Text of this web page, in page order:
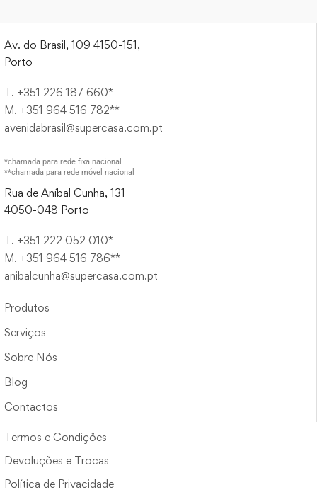
Av. do Brasil, 109 4150-151,
Porto
T. +351 226 187 660*
M. +351 964 516 782**
avenidabrasil@supercasa.com.pt
*chamada para rede fixa nacional
**chamada para rede móvel nacional
Rua de Aníbal Cunha, 131
4050-048 Porto
T. +351 222 052 010*
M. +351 964 516 786**
anibalcunha@supercasa.com.pt
Produtos
Serviços
Sobre Nós
Blog
Contactos
Termos e Condições
Devoluções e Trocas
Política de Privacidade